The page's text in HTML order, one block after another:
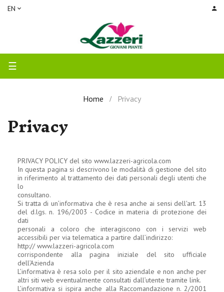
EN
Toggle
navigation
☰
Home Privacy
Privacy
PRIVACY POLICY del sito www.lazzeri-agricola.com
In questa pagina si descrivono le modalità di gestione del sito
in riferimento al trattamento dei dati personali degli utenti che
lo
consultano.
Si tratta di un’informativa che è resa anche ai sensi dell'art. 13
del d.lgs. n. 196/2003 - Codice in materia di protezione dei
dati
personali a coloro che interagiscono con i servizi web
accessibili per via telematica a partire dall’indirizzo:
http:// www.lazzeri-agricola.com
corrispondente alla pagina iniziale del sito ufficiale
dell’Azienda
L’informativa è resa solo per il sito aziendale e non anche per
altri siti web eventualmente consultati dall’utente tramite link.
L’informativa si ispira anche alla Raccomandazione n. 2/2001